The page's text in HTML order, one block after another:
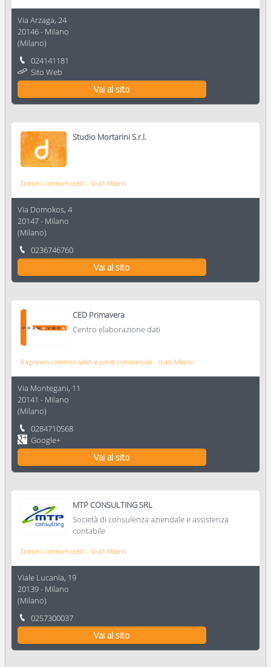
Via Arzaga, 24
20146- Milano
(Milano)
024141181
Sito Web
Vai al sito
Studio Mortarini S.r.l.
Dottori commercialisti - studi Milano
Via Domokos, 4
20147- Milano
(Milano)
0236746760
Vai al sito
CED Primavera
Centro elaborazione dati
Ragionieri commercialisti e periti commerciali - studi Milano
Via Montegani, 11
20141 - Milano
(Milano)
0284710568
Google+
Vai al sito
MTP CONSULTING SRL
Società di consulenza aziendale e assistenza
contabile
Dottori commercialisti - studi Milano
Viale Lucania, 19
20139- Milano
(Milano)
0257300037
Vai al sito